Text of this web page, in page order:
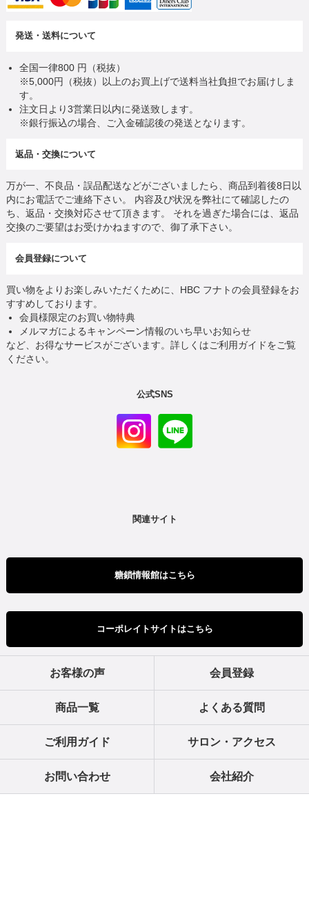
発送・送料について
全国一律800 円（税抜）
※5,000円（税抜）以上のお買上げで送料当社負担でお届けしま
す。
注文日より3営業日以内に発送致します。
※銀行振込の場合、ご入金確認後の発送となります。
返品・交換について
万が一、不良品・誤品配送などがございましたら、商品到着後8日以
内にお電話でご連絡下さい。 内容及び状況を弊社にて確認したの
ち、返品・交換対応させて頂きます。 それを過ぎた場合には、返品
交換のご要望はお受けかねますので、御了承下さい。
会員登録について
買い物をよりお楽しみいただくために、HBC フナトの会員登録をお
すすめしております。
会員様限定のお買い物特典
メルマガによるキャンペーン情報のいち早いお知らせ
など、お得なサービスがございます。詳しくはご利用ガイドをご覧
ください。
公式SNS
関連サイト
糖鎖情報館はこちら
コーポレイトサイトはこちら
お客様の声 会員登録
商品一覧 よくある質問
ご利用ガイド サロン・アクセス
お問い合わせ 会社紹介